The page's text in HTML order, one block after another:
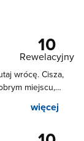
10
Rewelacyjny
wrócę. Cisza,
miejscu,
za rok ;)
więcej